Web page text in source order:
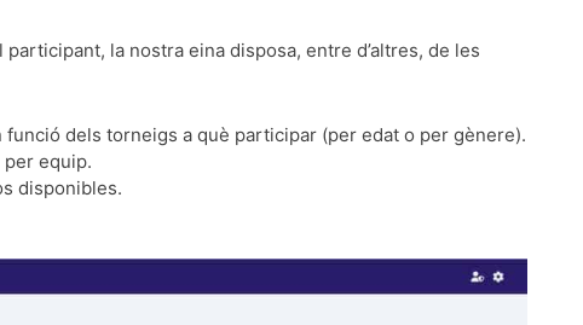
la nostra eina disposa, entre d’altres, de les
dels torneigs a què participar (per edat o per gènere).
equip.
disponibles.